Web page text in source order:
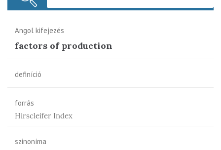
Angol kifejezés
factors of production
definíció
forrás
Hirscleifer Index
szinoníma